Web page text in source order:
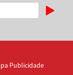
Publicidade